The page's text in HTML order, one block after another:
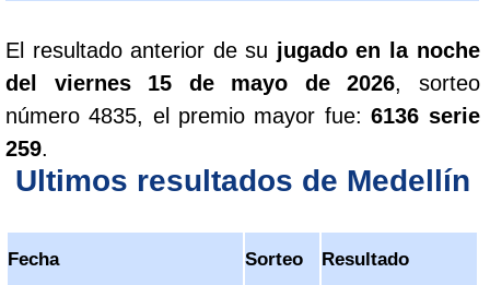
El resultado anterior de su jugado en la noche
del viernes 15 de mayo de 2026, sorteo
número 4835, el premio mayor fue:6136 serie
259.
Ultimos resultados de Medellín
Fecha Sorteo Resultado